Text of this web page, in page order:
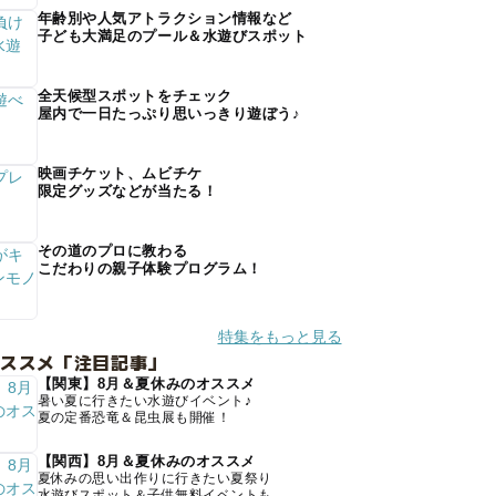
年齢別や人気アトラクション情報など
子ども大満足のプール＆水遊びスポット
全天候型スポットをチェック
屋内で一日たっぷり思いっきり遊ぼう♪
映画チケット、ムビチケ
限定グッズなどが当たる！
その道のプロに教わる
こだわりの親子体験プログラム！
特集をもっと見る
スメ「注目記事」
【関東】8月＆夏休みのオススメ
暑い夏に行きたい水遊びイベント♪
夏の定番恐竜＆昆虫展も開催！
【関西】8月＆夏休みのオススメ
夏休みの思い出作りに行きたい夏祭り